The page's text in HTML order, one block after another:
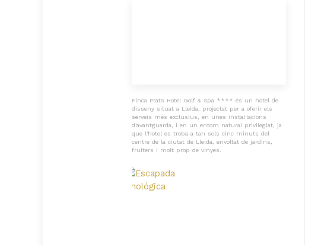
Finca Prats Hotel Golf & Spa **** és un hotel de
disseny situat a Lleida, projectat per a oferir els
serveis més exclusius, en unes instal·lacions
d'avantguarda, i en un entorn natural privilegiat, ja
que l'hotel es troba a tan sols cinc minuts del
centre de la ciutat de Lleida, envoltat de jardins,
fruiters i molt prop de vinyes.